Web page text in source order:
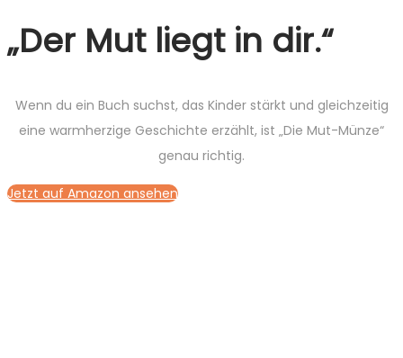
„Der Mut liegt in dir.“
Wenn du ein Buch suchst, das Kinder stärkt und gleichzeitig
eine warmherzige Geschichte erzählt, ist „Die Mut-Münze“
genau richtig.
Jetzt auf Amazon ansehen